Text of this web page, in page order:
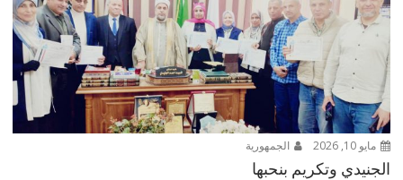
مايو 10, 2026 الجمهورية
الجنيدي وتكريم بنحبها